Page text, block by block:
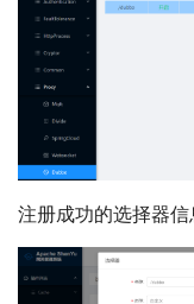
注册成功的选择器信